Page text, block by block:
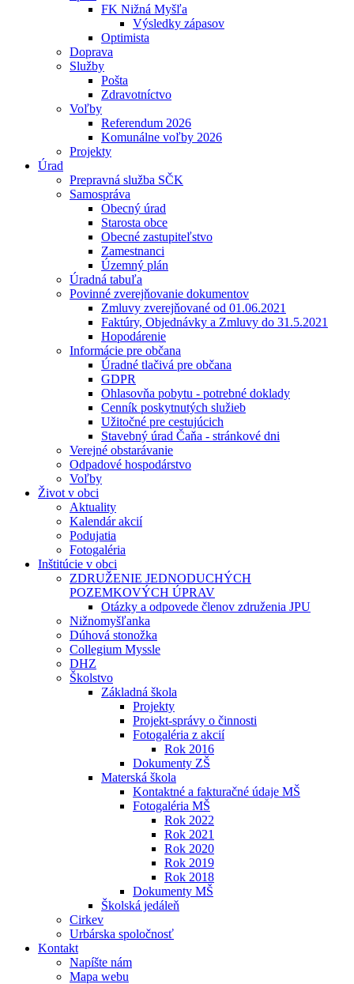
FK Nižná Myšľa
Výsledky zápasov
Optimista
Doprava
Služby
Pošta
Zdravotníctvo
Voľby
Referendum 2026
Komunálne voľby 2026
Projekty
Úrad
Prepravná služba SČK
Samospráva
Obecný úrad
Starosta obce
Obecné zastupiteľstvo
Zamestnanci
Územný plán
Úradná tabuľa
Povinné zverejňovanie dokumentov
Zmluvy zverejňované od 01.06.2021
Faktúry, Objednávky a Zmluvy do 31.5.2021
Hopodárenie
Informácie pre občana
Úradné tlačivá pre občana
GDPR
Ohlasovňa pobytu - potrebné doklady
Cenník poskytnutých služieb
Užitočné pre cestujúcich
Stavebný úrad Čaňa - stránkové dni
Verejné obstarávanie
Odpadové hospodárstvo
Voľby
Život v obci
Aktuality
Kalendár akcií
Podujatia
Fotogaléria
Inštitúcie v obci
ZDRUŽENIE JEDNODUCHÝCH
POZEMKOVÝCH ÚPRAV
Otázky a odpovede členov združenia JPU
Nižnomyšľanka
Dúhová stonožka
Collegium Myssle
DHZ
Školstvo
Základná škola
Projekty
Projekt-správy o činnosti
Fotogaléria z akcií
Rok 2016
Dokumenty ZŠ
Materská škola
Kontaktné a fakturačné údaje MŠ
Fotogaléria MŠ
Rok 2022
Rok 2021
Rok 2020
Rok 2019
Rok 2018
Dokumenty MŠ
Školská jedáleň
Cirkev
Urbárska spoločnosť
Kontakt
Napíšte nám
Mapa webu